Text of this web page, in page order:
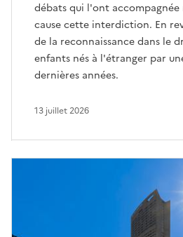
débats qui l'ont accompagnée
cause cette interdiction. En
de la reconnaissance dans le
enfants nés à l'étranger par
dernières années.
13 juillet 2026